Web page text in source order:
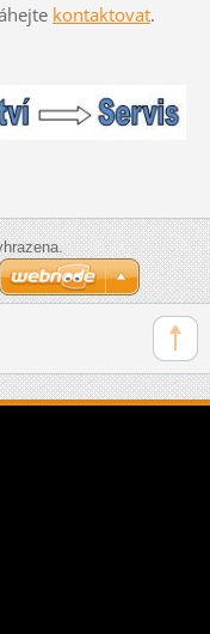
kontaktovat.